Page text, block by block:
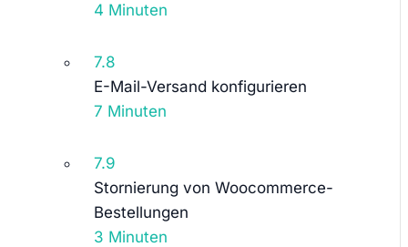
4 Minuten
7.8
E-Mail-Versand konfigurieren
7 Minuten
7.9
Stornierung von Woocommerce-
Bestellungen
3 Minuten